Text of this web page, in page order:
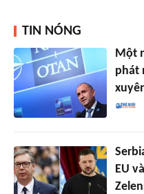
TIN NÓNG
Một
phát
EU